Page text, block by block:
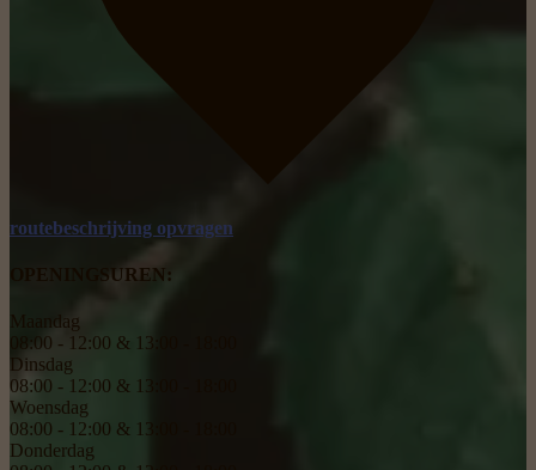
routebeschrijving opvragen
OPENINGSUREN:
Maandag
08:00 - 12:00 & 13:00 - 18:00
Dinsdag
08:00 - 12:00 & 13:00 - 18:00
Woensdag
08:00 - 12:00 & 13:00 - 18:00
Donderdag